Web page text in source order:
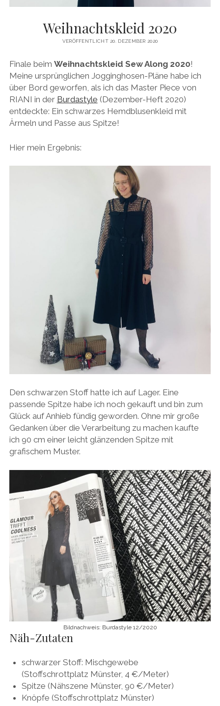
Weihnachtskleid 2020
VERÖFFENTLICHT 20. DEZEMBER 2020
Finale beim Weihnachtskleid Sew Along 2020!
Meine ursprünglichen Jogginghosen-Pläne habe ich
über Bord geworfen, als ich das Master Piece von
RIANI in der Burdastyle (Dezember-Heft 2020)
entdeckte: Ein schwarzes Hemdblusenkleid mit
Ärmeln und Passe aus Spitze!
Hier mein Ergebnis:
Den schwarzen Stoff hatte ich auf Lager. Eine
passende Spitze habe ich noch gekauft und bin zum
Glück auf Anhieb fündig geworden. Ohne mir große
Gedanken über die Verarbeitung zu machen kaufte
ich 90 cm einer leicht glänzenden Spitze mit
grafischem Muster.
Bildnachweis: Burdastyle 12/2020
Näh-Zutaten
schwarzer Stoff: Mischgewebe
(Stoffschrottplatz Münster, 4 €/Meter)
Spitze (Nähszene Münster, 90 €/Meter)
Knöpfe (Stoffschrottplatz Münster)